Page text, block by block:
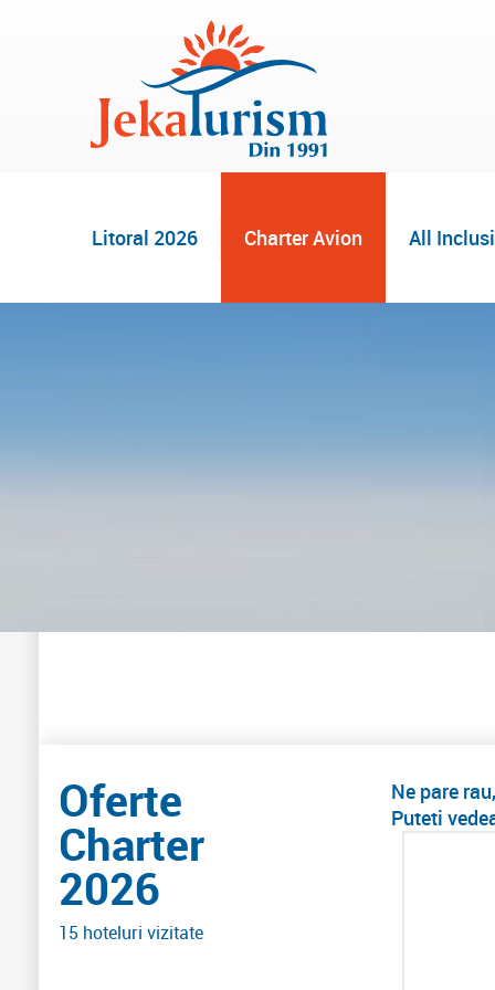
Litoral 2026 Charter Avion All
Ne pare
Puteti
Oferte
Charter
2026
15 hoteluri vizitate